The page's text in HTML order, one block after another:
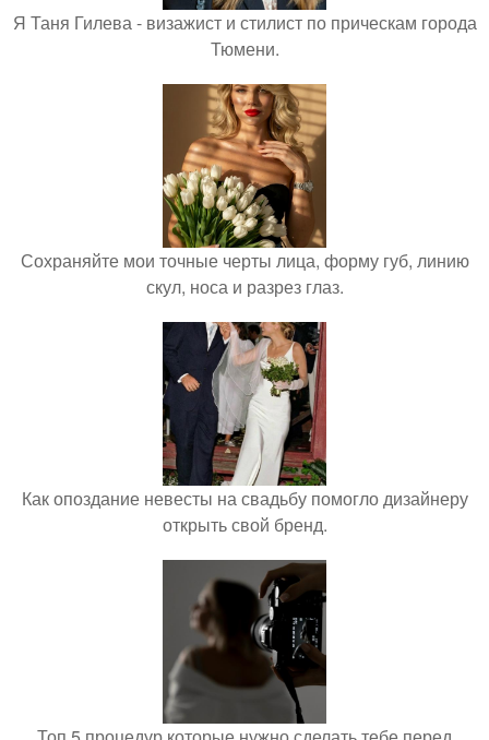
Я Таня Гилева - визажист и стилист по прическам города
Тюмени.
Сохраняйте мои точные черты лица, форму губ, линию
скул, носа и разрез глаз.
Как опоздание невесты на свадьбу помогло дизайнеру
открыть свой бренд.